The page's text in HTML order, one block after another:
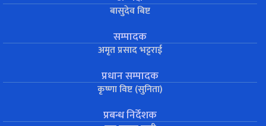
बासुदेव बिष्ट
सम्पादक
अमृत प्रसाद भट्टराई
प्रधान सम्पादक
कृष्णा विष्ट (सुनिता)
प्रबन्ध निर्देशक